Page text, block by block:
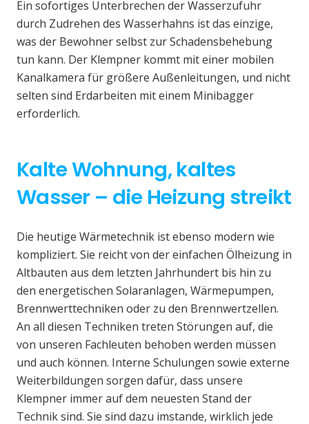
Ein sofortiges Unterbrechen der Wasserzufuhr
durch Zudrehen des Wasserhahns ist das einzige,
was der Bewohner selbst zur Schadensbehebung
tun kann. Der Klempner kommt mit einer mobilen
Kanalkamera für größere Außenleitungen, und nicht
selten sind Erdarbeiten mit einem Minibagger
erforderlich.
Kalte Wohnung, kaltes
Wasser – die Heizung streikt
Die heutige Wärmetechnik ist ebenso modern wie
kompliziert. Sie reicht von der einfachen Ölheizung in
Altbauten aus dem letzten Jahrhundert bis hin zu
den energetischen Solaranlagen, Wärmepumpen,
Brennwerttechniken oder zu den Brennwertzellen.
An all diesen Techniken treten Störungen auf, die
von unseren Fachleuten behoben werden müssen
und auch können. Interne Schulungen sowie externe
Weiterbildungen sorgen dafür, dass unsere
Klempner immer auf dem neuesten Stand der
Technik sind. Sie sind dazu imstande, wirklich jede